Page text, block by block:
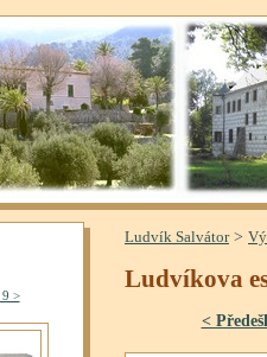
Ludvík Salvátor>
Ludvíkova
<